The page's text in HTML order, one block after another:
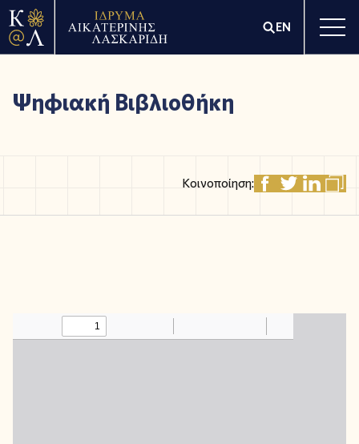
EN
Ψηφιακή Βιβλιοθήκη
Κοινοποίηση: